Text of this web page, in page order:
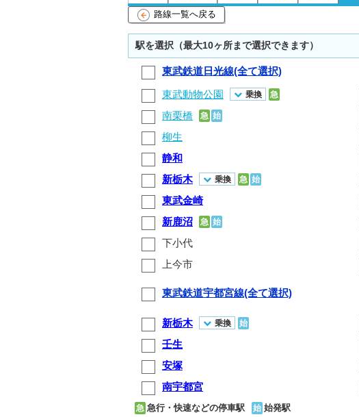
路線一覧へ戻る
駅を選択（最大10ヶ所まで選択できます）
東武鉄道日光線(全て選択)
東武動物公園
乗換 急
南栗橋 急 始
柳生
静和
新栃木 乗換 急 始
東武金崎
新鹿沼
急 始
下小代
上今市
東武鉄道宇都宮線(全て選択)
新栃木 乗換 始
壬生
安塚
南宇都宮
急 急行・快速などの停車駅 始 始発駅